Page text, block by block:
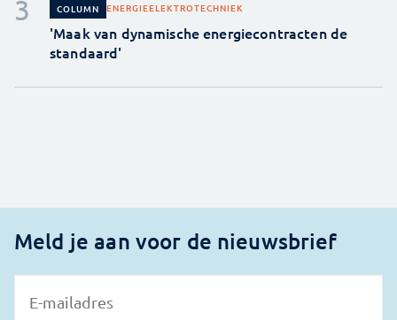
COLUMN ENERGIEELEKTROTECHNIEK
'Maak van dynamische energiecontracten de
standaard'
Meld je aan voor de nieuwsbrief